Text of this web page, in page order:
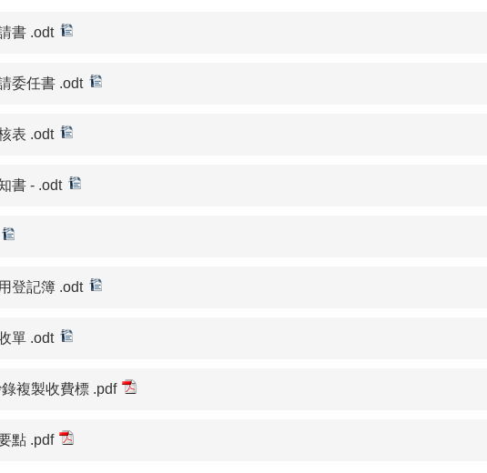
書 .odt
委任書 .odt
表 .odt
書 - .odt
登記簿 .odt
單 .odt
複製收費標 .pdf
點 .pdf